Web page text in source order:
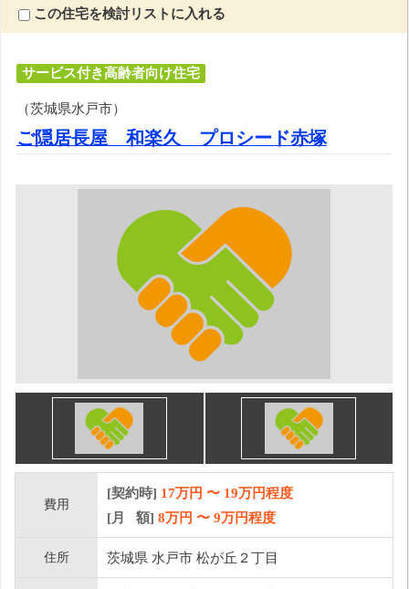
この住宅を検討リストに入れる
サービス付き高齢者向け住宅
（茨城県水戸市）
ご隠居長屋 和楽久 プロシード赤塚
費用
[契約時] 17万円 〜 19万円程度
[月 額] 8万円 〜 9万円程度
住所 茨城県 水戸市 松が丘２丁目